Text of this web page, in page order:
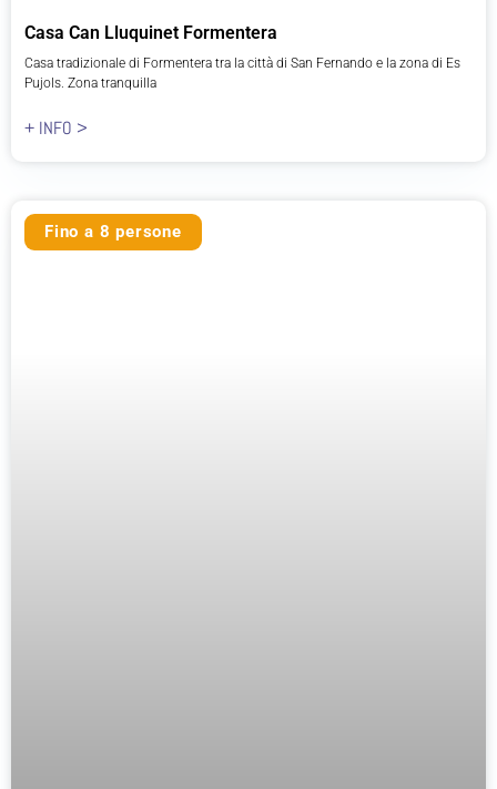
Casa Can Lluquinet Formentera
Casa tradizionale di Formentera tra la città di San Fernando e la zona di Es
Pujols. Zona tranquilla
+ INFO >
Fino a 8 persone